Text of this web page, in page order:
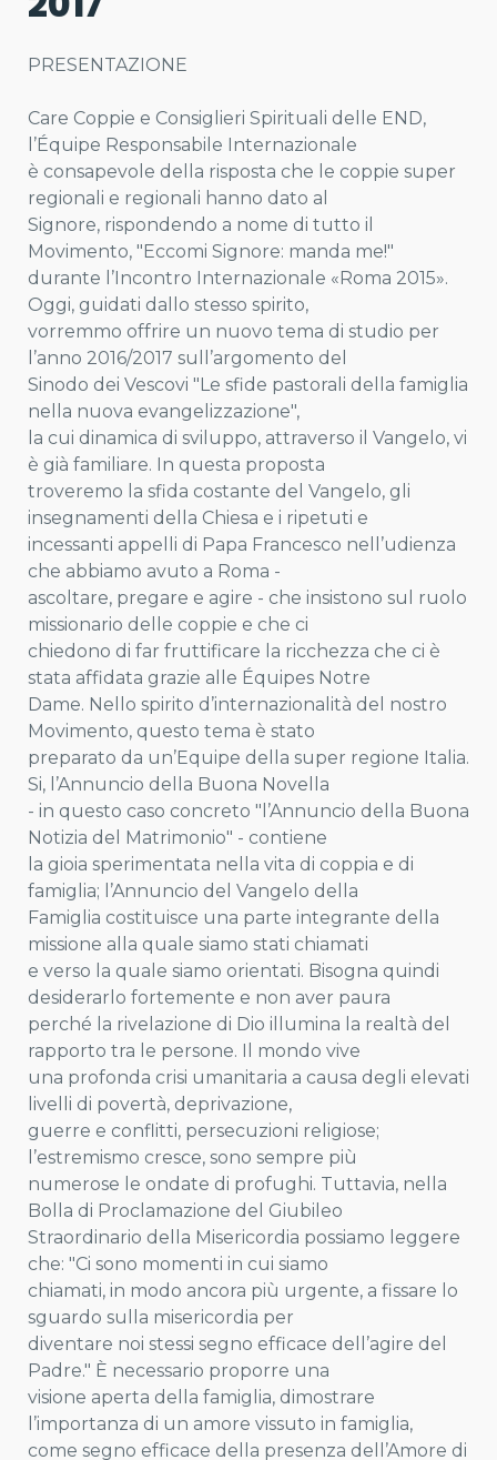
PRESENTAZIONE
Care Coppie e Consiglieri Spirituali delle END,
l’Équipe Responsabile Internazionale
è consapevole della risposta che le coppie super
regionali e regionali hanno dato al
Signore, rispondendo a nome di tutto il
Movimento, "Eccomi Signore: manda me!"
durante l’Incontro Internazionale «Roma 2015».
Oggi, guidati dallo stesso spirito,
vorremmo offrire un nuovo tema di studio per
l’anno 2016/2017 sull’argomento del
Sinodo dei Vescovi "Le sfide pastorali della famiglia
nella nuova evangelizzazione",
la cui dinamica di sviluppo, attraverso il Vangelo, vi
è già familiare. In questa proposta
troveremo la sfida costante del Vangelo, gli
insegnamenti della Chiesa e i ripetuti e
incessanti appelli di Papa Francesco nell’udienza
che abbiamo avuto a Roma -
ascoltare, pregare e agire - che insistono sul ruolo
missionario delle coppie e che ci
chiedono di far fruttificare la ricchezza che ci è
stata affidata grazie alle Équipes Notre
Dame. Nello spirito d’internazionalità del nostro
Movimento, questo tema è stato
preparato da un’Equipe della super regione Italia.
Si, l’Annuncio della Buona Novella
- in questo caso concreto "l’Annuncio della Buona
Notizia del Matrimonio" - contiene
la gioia sperimentata nella vita di coppia e di
famiglia; l’Annuncio del Vangelo della
Famiglia costituisce una parte integrante della
missione alla quale siamo stati chiamati
e verso la quale siamo orientati. Bisogna quindi
desiderarlo fortemente e non aver paura
perché la rivelazione di Dio illumina la realtà del
rapporto tra le persone. Il mondo vive
una profonda crisi umanitaria a causa degli elevati
livelli di povertà, deprivazione,
guerre e conflitti, persecuzioni religiose;
l’estremismo cresce, sono sempre più
numerose le ondate di profughi. Tuttavia, nella
Bolla di Proclamazione del Giubileo
Straordinario della Misericordia possiamo leggere
che: "Ci sono momenti in cui siamo
chiamati, in modo ancora più urgente, a fissare lo
sguardo sulla misericordia per
diventare noi stessi segno efficace dell’agire del
Padre." È necessario proporre una
visione aperta della famiglia, dimostrare
l’importanza di un amore vissuto in famiglia,
come segno efficace della presenza dell’Amore di